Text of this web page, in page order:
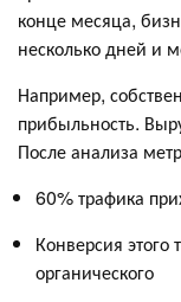
конце месяца,
несколько дней и
Например,
прибыльность.
После анализа
60% трафика
Конверсия
органического